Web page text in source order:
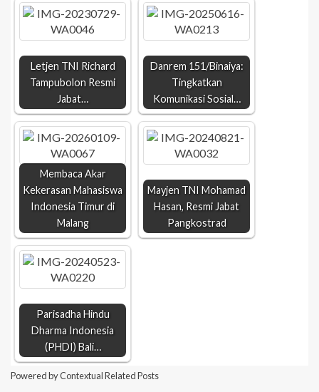
Letjen TNI Richard
Tampubolon Resmi
Jabat…
Danrem 151/Binaiya:
Tingkatkan
Komunikasi Sosial…
Membaca Akar
Kekerasan Mahasiswa
Indonesia Timur di
Malang
Mayjen TNI Mohamad
Hasan, Resmi Jabat
Pangkostrad
Parisadha Hindu
Dharma Indonesia
(PHDI) Bali…
Powered byContextual Related Posts